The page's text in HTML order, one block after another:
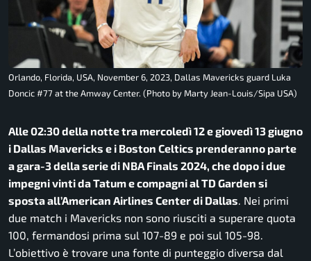
Orlando, Florida, USA, November 6, 2023, Dallas Mavericks guard Luka
Doncic #77 at the Amway Center. (Photo by Marty Jean-Louis/Sipa USA)
Alle 02:30 della notte tra mercoledì 12 e giovedì 13 giugno
i Dallas Mavericks e i Boston Celtics prenderanno parte
a gara-3 della serie di NBA Finals 2024, che dopo i due
impegni vinti da Tatum e compagni al TD Garden si
sposta all’American Airlines Center di Dallas. Nei primi
due match i Mavericks non sono riusciti a superare quota
100, fermandosi prima sul 107-89 e poi sul 105-98.
L’obiettivo è trovare una fonte di punteggio diversa dal